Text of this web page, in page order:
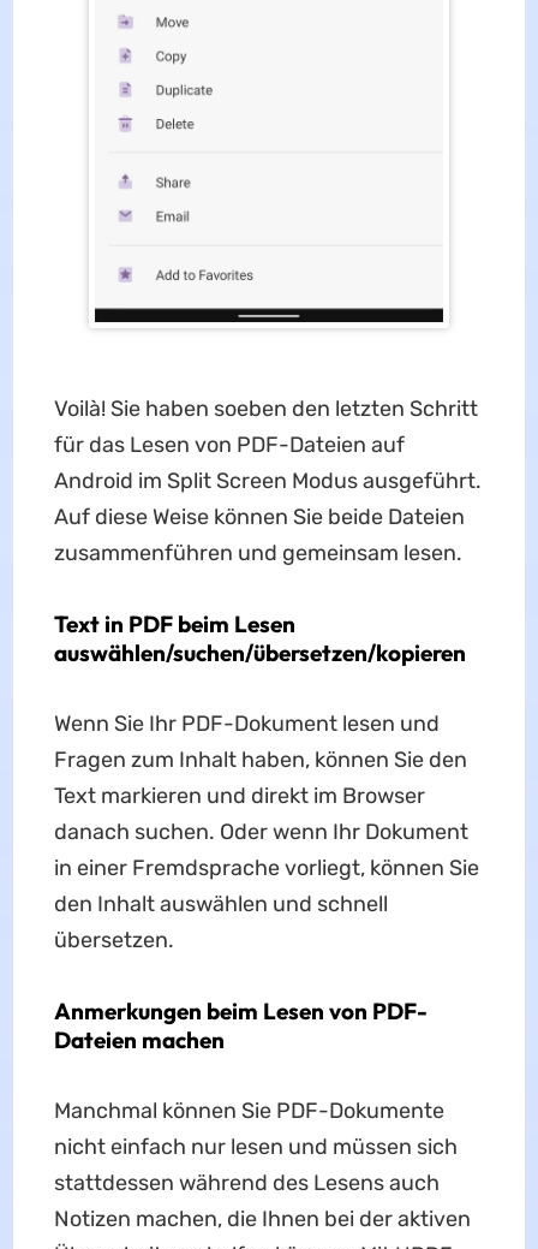
Voilà! Sie haben soeben den letzten Schritt
für das Lesen von PDF-Dateien auf
Android im Split Screen Modus ausgeführt.
Auf diese Weise können Sie beide Dateien
zusammenführen und gemeinsam lesen.
Text in PDF beim Lesen
auswählen/suchen/übersetzen/kopieren
Wenn Sie Ihr PDF-Dokument lesen und
Fragen zum Inhalt haben, können Sie den
Text markieren und direkt im Browser
danach suchen. Oder wenn Ihr Dokument
in einer Fremdsprache vorliegt, können Sie
den Inhalt auswählen und schnell
übersetzen.
Anmerkungen beim Lesen von PDF-
Dateien machen
Manchmal können Sie PDF-Dokumente
nicht einfach nur lesen und müssen sich
stattdessen während des Lesens auch
Notizen machen, die Ihnen bei der aktiven